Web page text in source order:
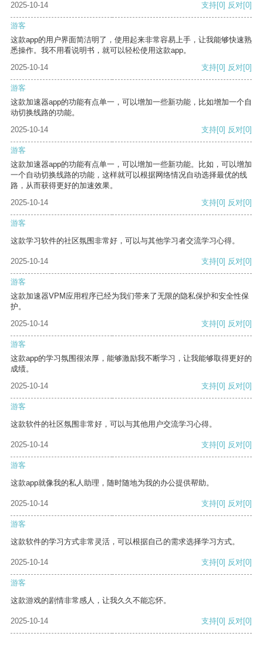
2025-10-14
支持[0] 反对[0]
游客
这款app的用户界面简洁明了，使用起来非常容易上手，让我能够快速熟
悉操作。我不用看说明书，就可以轻松使用这款app。
2025-10-14
支持[0] 反对[0]
游客
这款加速器app的功能有点单一，可以增加一些新功能，比如增加一个自
动切换线路的功能。
2025-10-14
支持[0] 反对[0]
游客
这款加速器app的功能有点单一，可以增加一些新功能。比如，可以增加
一个自动切换线路的功能，这样就可以根据网络情况自动选择最优的线
路，从而获得更好的加速效果。
2025-10-14
支持[0] 反对[0]
游客
这款学习软件的社区氛围非常好，可以与其他学习者交流学习心得。
2025-10-14 支持[0] 反对[0]
游客
这款加速器VPM应用程序已经为我们带来了无限的隐私保护和安全性保
护。
2025-10-14
支持[0] 反对[0]
游客
这款app的学习氛围很浓厚，能够激励我不断学习，让我能够取得更好的
成绩。
2025-10-14
支持[0] 反对[0]
游客
这款软件的社区氛围非常好，可以与其他用户交流学习心得。
2025-10-14 支持[0] 反对[0]
游客
这款app就像我的私人助理，随时随地为我的办公提供帮助。
2025-10-14 支持[0] 反对[0]
游客
这款软件的学习方式非常灵活，可以根据自己的需求选择学习方式。
2025-10-14 支持[0] 反对[0]
游客
这款游戏的剧情非常感人，让我久久不能忘怀。
2025-10-14 支持[0] 反对[0]